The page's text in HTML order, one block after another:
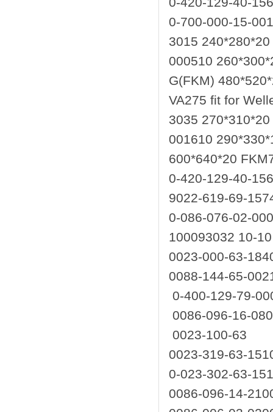
0-700-000-15-
3015
000510
G(FKM)
VA275 fit for
3035
001610
600*640*20
0-420-129-40-156
9022-619-69-
0-086-076-02-
100093032 10-10
0023-000-63-
0088-144-65-
0-400-129-79-
0086-096-16-
0023-100-63
0023-319-63-
0-023-302-63-
0086-096-14-